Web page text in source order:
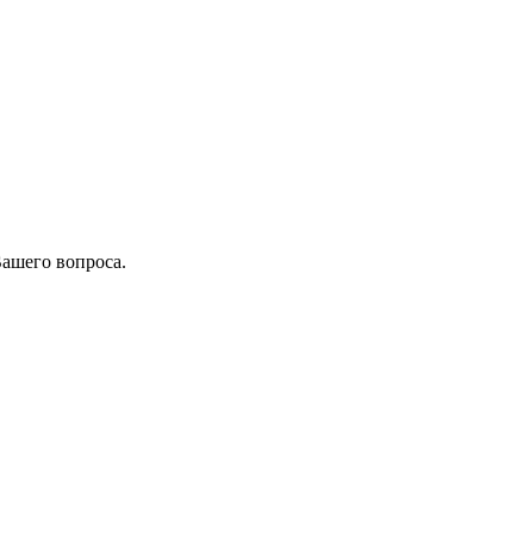
вопроса.